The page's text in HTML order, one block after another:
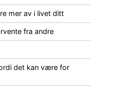
mer av i livet ditt
fra andre
det kan være for